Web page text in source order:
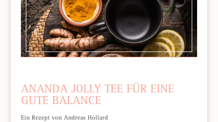
ANANDA JOLLY TEE FÜR EINE
GUTE BALANCE
Ein Rezept von Andreas Hollard